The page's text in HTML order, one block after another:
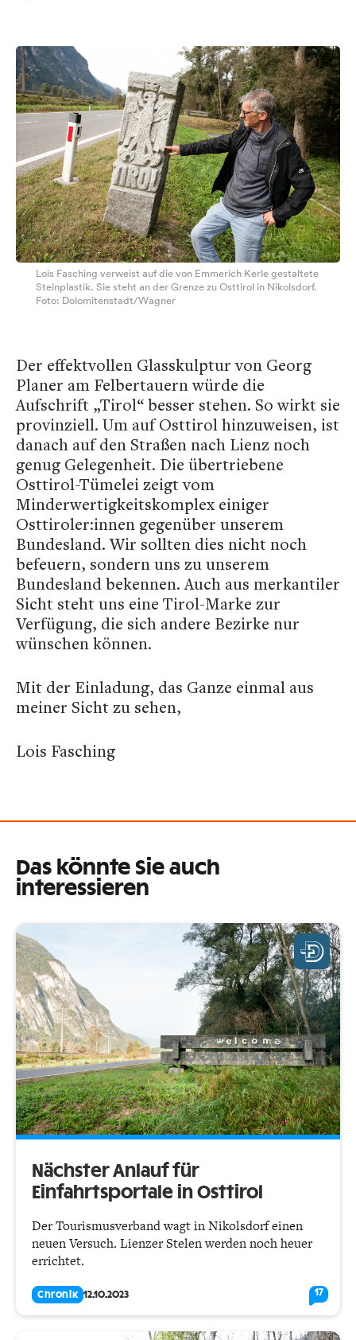
Lois Fasching verweist auf die von Emmerich Kerle gestaltete
Steinplastik. Sie steht an der Grenze zu Osttirol in Nikolsdorf.
Foto: Dolomitenstadt/Wagner
Der effektvollen Glasskulptur von Georg
Planer am Felbertauern würde die
Aufschrift „Tirol“ besser stehen. So wirkt sie
provinziell. Um auf Osttirol hinzuweisen, ist
danach auf den Straßen nach Lienz noch
genug Gelegenheit. Die übertriebene
Osttirol-Tümelei zeigt vom
Minderwertigkeitskomplex einiger
Osttiroler:innen gegenüber unserem
Bundesland. Wir sollten dies nicht noch
befeuern, sondern uns zu unserem
Bundesland bekennen. Auch aus merkantiler
Sicht steht uns eine Tirol-Marke zur
Verfügung, die sich andere Bezirke nur
wünschen können.
Mit der Einladung, das Ganze einmal aus
meiner Sicht zu sehen,
Lois Fasching
Das könnte Sie auch
interessieren
Nächster Anlauf für
Einfahrtsportale in Osttirol
Der Tourismusverband wagt in Nikolsdorf einen
neuen Versuch. Lienzer Stelen werden noch heuer
errichtet.
Chronik 12.10.2023 17